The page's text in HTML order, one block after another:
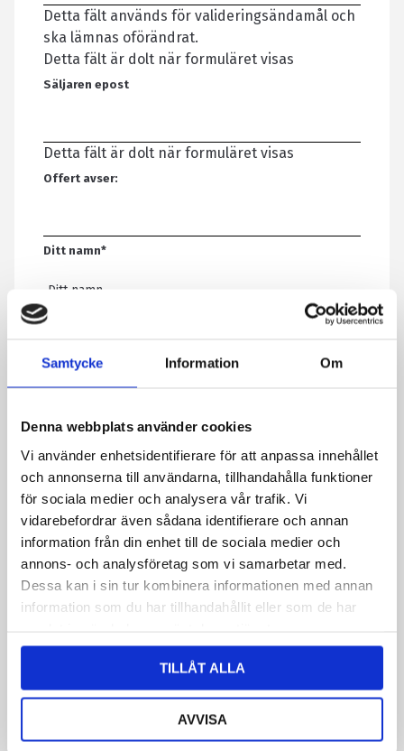
Samtycke Information Om
Denna webbplats använder cookies
Vi använder enhetsidentifierare för att anpassa innehållet
och annonserna till användarna, tillhandahålla funktioner
för sociala medier och analysera vår trafik. Vi
vidarebefordrar även sådana identifierare och annan
information från din enhet till de sociala medier och
annons- och analysföretag som vi samarbetar med.
Dessa kan i sin tur kombinera informationen med annan
information som du har tillhandahållit eller som de har
TILLÅT ALLA
AVVISA
Detta fält används för valideringsändamål och
ska lämnas oförändrat.
Detta fält är dolt när formuläret visas
Säljaren epost
Detta fält är dolt när formuläret visas
Offert avser:
Ditt namn*
E-post
Genom att skicka formuläret godkänner du att vi sparar
information om dig. Läs mer om hur vi behandlar dina
personuppgifter i vår integritetspolicy.